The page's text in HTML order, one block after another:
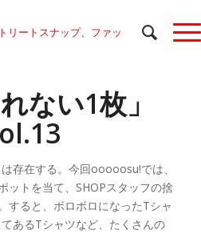
ない1枚」
存在する。今回ooooosu!では、
ットを当て、SHOPスタッフの捨
すると、ボロボロになったTシャ
あるTシャツなど、たくさんの